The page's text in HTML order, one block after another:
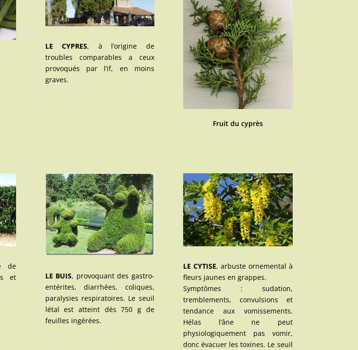
LE CYPRES, à l’origine de
troubles comparables a ceux
provoqués par l’if, en moins
graves.
Fruit du cyprès
de
et
LE BUIS, provoquant des gastro-
entérites, diarrhées, coliques,
paralysies respiratoires. Le seuil
létal est atteint dès 750 g de
feuilles ingérées.
LE CYTISE, arbuste ornemental à
fleurs jaunes en grappes.
Symptômes : sudation,
tremblements, convulsions et
tendance aux vomissements.
Hélas l’âne ne peut
physiologiquement pas vomir,
donc évacuer les toxines. Le seuil